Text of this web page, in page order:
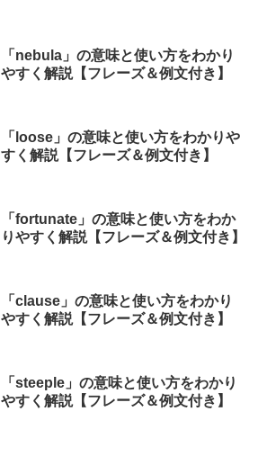
「nebula」の意味と使い方をわかり
やすく解説【フレーズ＆例文付き】
「loose」の意味と使い方をわかりや
すく解説【フレーズ＆例文付き】
「fortunate」の意味と使い方をわか
りやすく解説【フレーズ＆例文付き】
「clause」の意味と使い方をわかり
やすく解説【フレーズ＆例文付き】
「steeple」の意味と使い方をわかり
やすく解説【フレーズ＆例文付き】